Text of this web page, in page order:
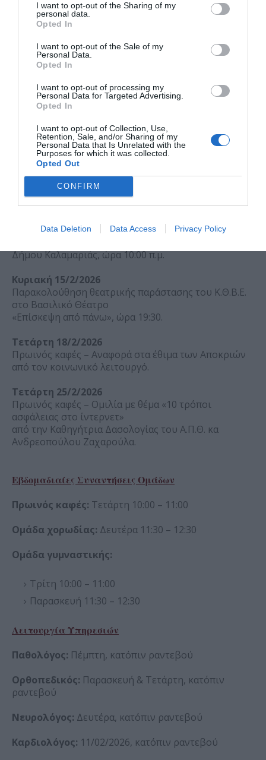
I want to opt-out of the Sharing of my
personal data.
Opted In
I want to opt-out of the Sale of my
Personal Data.
Opted In
I want to opt-out of processing my
Personal Data for Targeted Advertising.
Opted In
I want to opt-out of Collection, Use,
Retention, Sale, and/or Sharing of my
Personal Data that Is Unrelated with the
Purposes for which it was collected.
Opted Out
CONFIRM
Data Deletion Data Access Privacy Policy
Κυριακή 1/2/2026
Παρακολούθηση θεατρικής παράστασης του Κρατικό
Θέατρο Βορείου Ελλάδος (Κ.Θ.Β.Ε.)
«Αυτή η νύχτα
μένει», ώρα 18:30.
Τετάρτη 4/2/2026
Κοπή βασιλόπιτας των ΚΑΠΗ Καλαμαριάς στο
Κυριακή 8/2/2026
Παρακολούθηση θεατρικής παράστασης στο
Δημοτικό Θέατρο
«Μελίνα Μερκούρη» – «Φωνή εν ερήμω», ώρα 19:00.
Τετάρτη 11/2/2026
κα Παπαγεωργίου Π.,
Δήμου Καλαμαριάς, ώρα 10:00 π.μ.
Κυριακή 15/2/2026
Παρακολούθηση θεατρικής παράστασης του Κ.Θ.Β.Ε.
στο Βασιλικό Θέατρο
«Επίσκεψη από πάνω», ώρα 19:30.
Τετάρτη 18/2/2026
Πρωινός καφές – Αναφορά στα έθιμα των Αποκριών
από τον κοινωνικό λειτουργό.
Τετάρτη 25/2/2026
Πρωινός καφές – Ομιλία με θέμα «10 τρόποι
ασφάλειας στο ίντερνετ»
από την Καθηγήτρια Δασολογίας του Α.Π.Θ. κα
Ανδρεοπούλου Ζαχαρούλα.
Εβδομαδιαίες Συναντήσεις Ομάδων
Πρωινός καφές: Τετάρτη 10:00 – 11:00
Ομάδα χορωδίας: Δευτέρα 11:30 – 12:30
Ομάδα γυμναστικής:
Τρίτη 10:00 – 11:00
Παρασκευή 11:30 – 12:30
Λειτουργία Υπηρεσιών
Παθολόγος: Πέμπτη, κατόπιν ραντεβού
Ορθοπεδικός: Παρασκευή & Τετάρτη, κατόπιν
ραντεβού
Νευρολόγος: Δευτέρα, κατόπιν ραντεβού
Καρδιολόγος: 11/02/2026, κατόπιν ραντεβού